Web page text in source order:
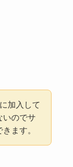
加入して
いのでサ
ます。